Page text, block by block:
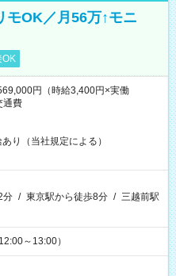
モOK／月56万↑モニ
OK
円（時給3,400円×実働
通費
り（当社規定による）
分 / 東京駅から徒歩8分 / 三越前駅
～13:00）